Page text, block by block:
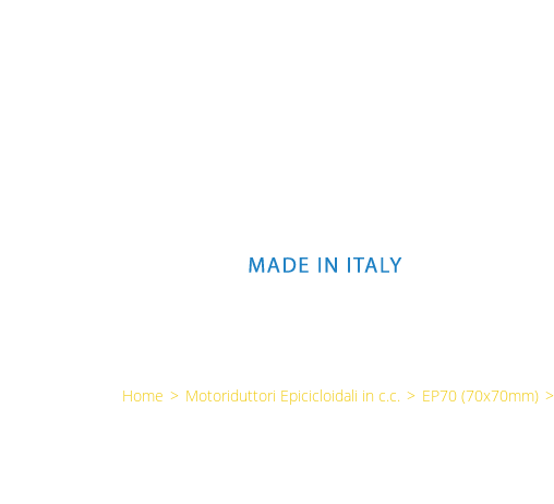
Home > Motoriduttori Epicicloidali in c.c. > EP70 (70x70mm) >